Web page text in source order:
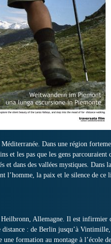
Dans une région
et les pas que les gens parcouraient
et dans des vallées mystiques. Dans
l’homme, la paix et le silence de ce
Allemagne. Il est infirmier
distance : de Berlin jusqu’à
formation au montage à l’école